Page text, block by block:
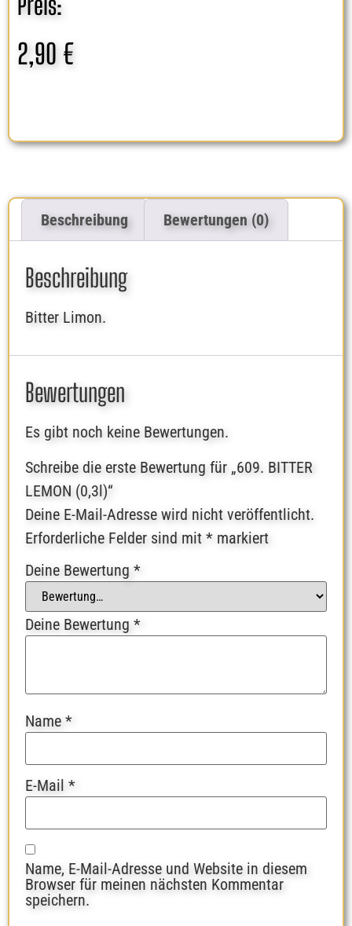
2,90 €
Beschreibung Bewertungen (0)
Beschreibung
Bitter Limon.
Bewertungen
Es gibt noch keine Bewertungen.
Schreibe die erste Bewertung für „609. BITTER
LEMON (0,3l)“
Deine E-Mail-Adresse wird nicht veröffentlicht.
Erforderliche Felder sind mit * markiert
Deine Bewertung *
Deine Bewertung *
Name *
E-Mail *
Name, E-Mail-Adresse und Website in diesem
Browser für meinen nächsten Kommentar
speichern.